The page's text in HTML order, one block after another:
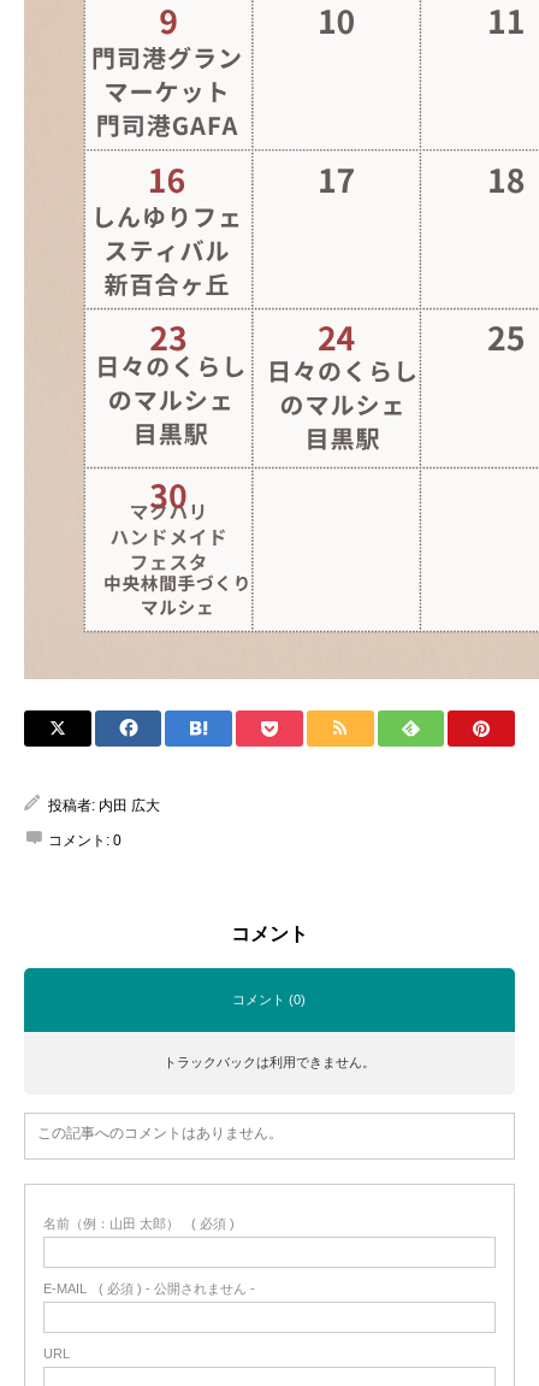
パープル ホワイト イベン
ト ハロウィン 2023年10月
カレンダー インスタグラム
投稿-2
投稿者: 内田 広大
コメント: 0
コメント
コメント (0)
トラックバックは利用できません。
この記事へのコメントはありません。
名前（例：山田 太郎） ( 必須 )
E-MAIL ( 必須 ) - 公開されません -
URL